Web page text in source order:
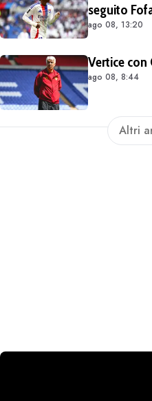
seguito
occasioni.
ago 08, 13:20
Vertice con
ago 08, 8:44
Altri